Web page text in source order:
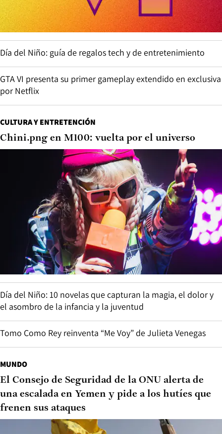
Día del Niño: guía de regalos tech y de entretenimiento
GTA VI presenta su primer gameplay extendido en exclusiva
por Netflix
CULTURA Y ENTRETENCIÓN
Chini.png en M100: vuelta por el universo
Día del Niño: 10 novelas que capturan la magia, el dolor y
el asombro de la infancia y la juventud
Tomo Como Rey reinventa “Me Voy” de Julieta Venegas
MUNDO
El Consejo de Seguridad de la ONU alerta de
una escalada en Yemen y pide a los hutíes que
frenen sus ataques